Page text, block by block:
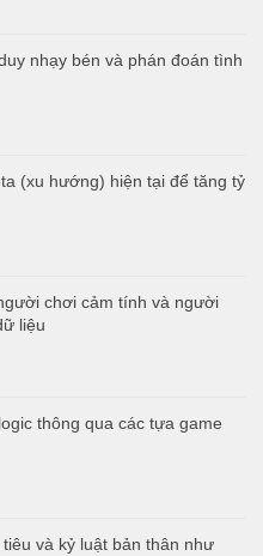
nhạy bén và phán đoán tình
(xu hướng) hiện tại để tăng tỷ
chơi cảm tính và người
liệu
thông qua các tựa game
và kỷ luật bản thân như